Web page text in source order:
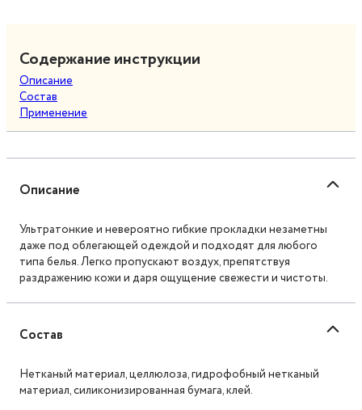
Содержание инструкции
Описание
Состав
Применение
Описание
Ультратонкие и невероятно гибкие прокладки незаметны
даже под облегающей одеждой и подходят для любого
типа белья. Легко пропускают воздух, препятствуя
раздражению кожи и даря ощущение свежести и чистоты.
Состав
Нетканый материал, целлюлоза, гидрофобный нетканый
материал, силиконизированная бумага, клей.